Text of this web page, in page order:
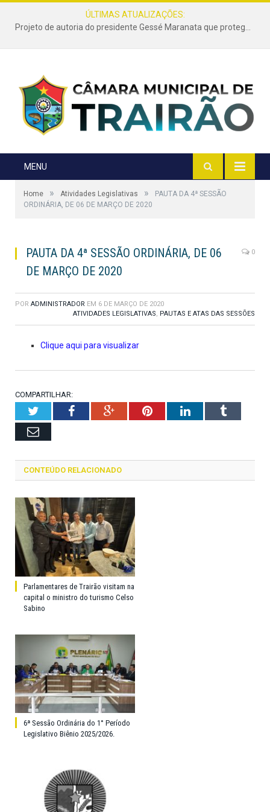
ÚLTIMAS ATUALIZAÇÕES:
Projeto de autoria do presidente Gessé Maranata que protege as estradas vicinais de Trairão é transformado em lei
MENU
Home » Atividades Legislativas »
PAUTA DA 4ª SESSÃO
ORDINÁRIA, DE 06 DE MARÇO DE 2020
PAUTA DA 4ª SESSÃO ORDINÁRIA, DE 06
DE MARÇO DE 2020
0
POR ADMINISTRADOR EM 6 DE MARÇO DE 2020
ATIVIDADES LEGISLATIVAS, PAUTAS E ATAS DAS SESSÕES
Clique aqui para visualizar
COMPARTILHAR:
TwitterFacebookGoogle+PinterestLinkedInTumblr
Email
CONTEÚDO RELACIONADO
Parlamentares de Trairão visitam na
capital o ministro do turismo Celso
Sabino
6ª Sessão Ordinária do 1° Período
Legislativo Biênio 2025/2026.